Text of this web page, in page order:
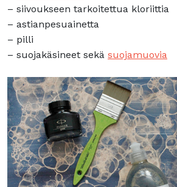
– siivoukseen tarkoitettua kloriittia
– astianpesuainetta
– pilli
– suojakäsineet sekä suojamuovia